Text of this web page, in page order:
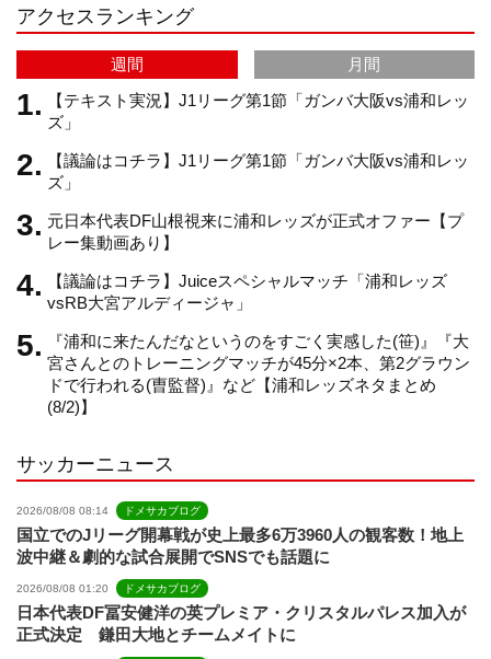
a
m
C
h
a
n
e
アクセスランキング
週間
月間
【テキスト実況】J1リーグ第1節「ガンバ大阪vs浦和レッ
ズ」
【議論はコチラ】J1リーグ第1節「ガンバ大阪vs浦和レッ
ズ」
元日本代表DF山根視来に浦和レッズが正式オファー【プ
レー集動画あり】
【議論はコチラ】Juiceスペシャルマッチ「浦和レッズ
vsRB大宮アルディージャ」
『浦和に来たんだなというのをすごく実感した(笹)』『大
宮さんとのトレーニングマッチが45分×2本、第2グラウン
ドで行われる(曺監督)』など【浦和レッズネタまとめ
(8/2)】
サッカーニュース
2026/08/08 08:14 ドメサカブログ
国立でのJリーグ開幕戦が史上最多6万3960人の観客数！地上
波中継＆劇的な試合展開でSNSでも話題に
2026/08/08 01:20 ドメサカブログ
日本代表DF冨安健洋の英プレミア・クリスタルパレス加入が
正式決定 鎌田大地とチームメイトに